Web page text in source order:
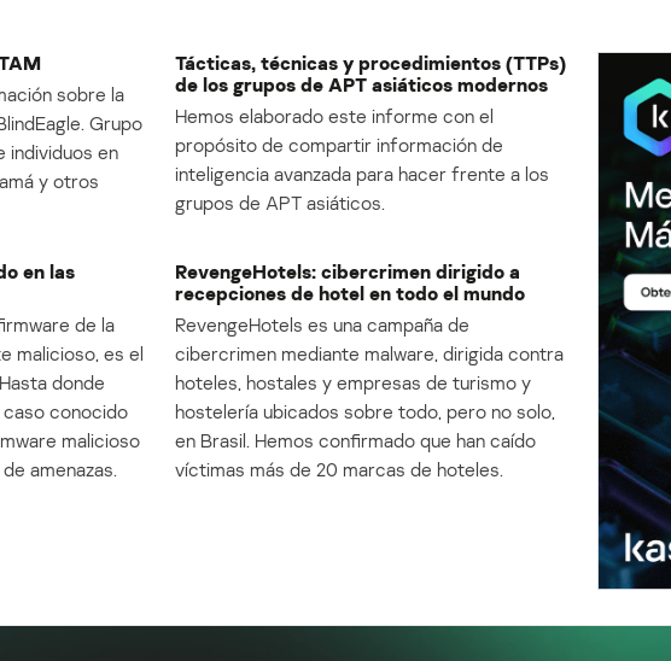
sobre la
Grupo
individuos en
y otros
Tácticas, técnicas y procedimientos (TTPs)
de los grupos de APT asiáticos modernos
Hemos elaborado este informe con el
propósito de compartir información de
inteligencia avanzada para hacer frente a los
grupos de APT asiáticos.
en las
de la
malicioso, es el
donde
conocido
malicioso
amenazas.
RevengeHotels: cibercrimen dirigido a
recepciones de hotel en todo el mundo
RevengeHotels es una campaña de
cibercrimen mediante malware, dirigida contra
hoteles, hostales y empresas de turismo y
hostelería ubicados sobre todo, pero no solo,
en Brasil. Hemos confirmado que han caído
víctimas más de 20 marcas de hoteles.